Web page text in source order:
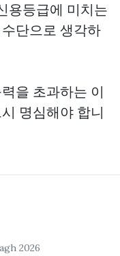
용등급에 미치는
단으로 생각하
을 초과하는 이
명심해야 합니
2026